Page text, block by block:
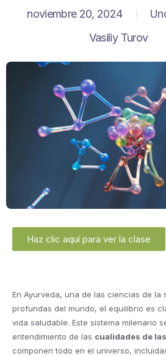
noviembre 20, 2024
Vasiliy Turov
Haz clic aquí para ver la clase
En Ayurveda, una de las ciencias de la
profundas del mundo, el equilibrio es
vida saludable. Este sistema milenario
entendimiento de las cualidades de
componen todo en el universo,